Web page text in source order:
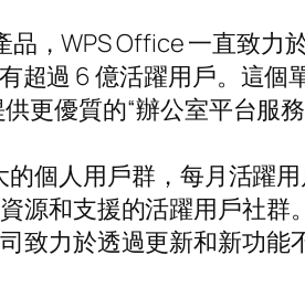
，WPS Office 一直致
超過 6 億活躍用戶。這
更優質的“辦公室平台服
個人用戶群，每月活躍
源和支援的活躍用戶社
致力於透過更新和新功能